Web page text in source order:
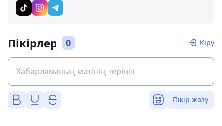
Пікірлер 0 Кіру
Пікір жазу